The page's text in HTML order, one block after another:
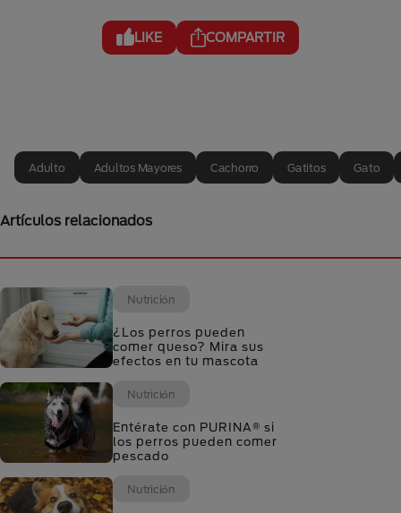
LIKE COMPARTIR
Adulto Adultos Mayores Cachorro Gatitos Gato
Artículos relacionados
Nutrición
¿Los perros pueden
comer queso? Mira sus
efectos en tu mascota
Nutrición
Entérate con PURINA® si
los perros pueden comer
pescado
Nutrición